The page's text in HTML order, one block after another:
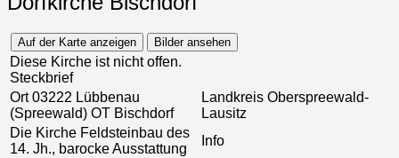
Auf der Karte anzeigen Bilder ansehen
Diese Kirche ist nicht offen.
Steckbrief
Ort03222 Lübbenau
(Spreewald) OT Bischdorf
Landkreis Oberspreewald-
Lausitz
Die Kirche Feldsteinbau des
14. Jh., barocke Ausstattung
Info